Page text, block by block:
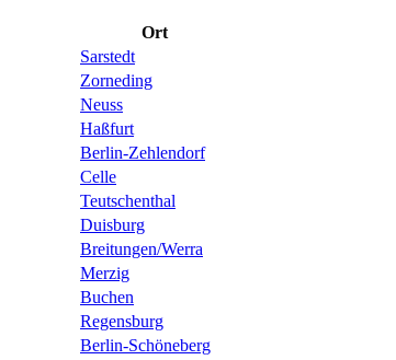
Ort
Sarstedt
Zorneding
Neuss
Haßfurt
Berlin-Zehlendorf
Celle
Teutschenthal
Duisburg
Breitungen/Werra
Merzig
Buchen
Regensburg
Berlin-Schöneberg